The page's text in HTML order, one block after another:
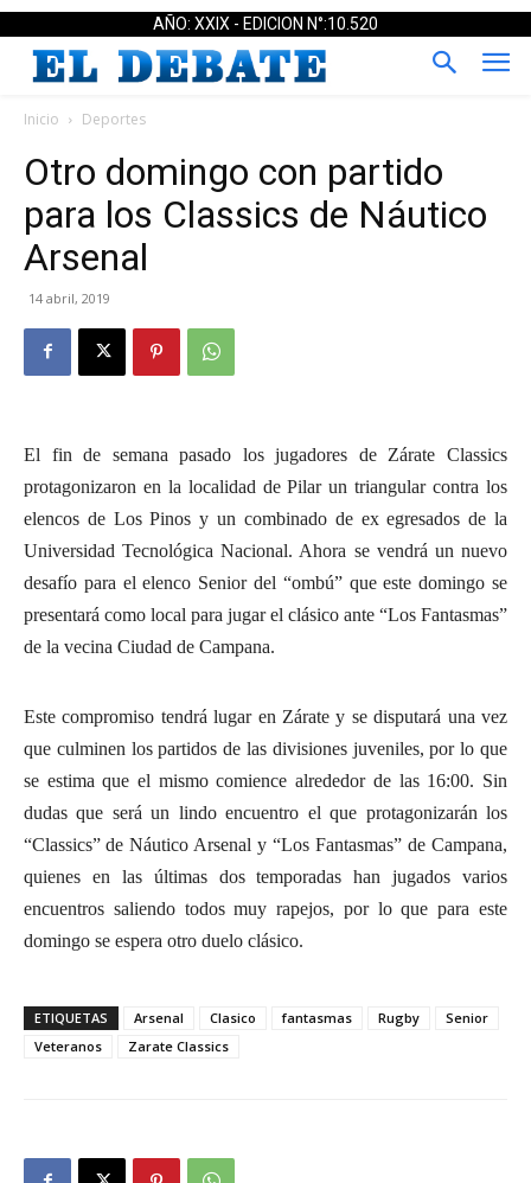
AÑO: XXIX - EDICION N°:10.520
Inicio Deportes
Otro domingo con partido
para los Classics de Náutico
Arsenal
14 abril, 2019
El fin de semana pasado los jugadores de Zárate Classics
protagonizaron en la localidad de Pilar un triangular contra los
elencos de Los Pinos y un combinado de ex egresados de la
Universidad Tecnológica Nacional. Ahora se vendrá un nuevo
desafío para el elenco Senior del “ombú” que este domingo se
presentará como local para jugar el clásico ante “Los Fantasmas”
de la vecina Ciudad de Campana.
Este compromiso tendrá lugar en Zárate y se disputará una vez
que culminen los partidos de las divisiones juveniles, por lo que
se estima que el mismo comience alrededor de las 16:00. Sin
dudas que será un lindo encuentro el que protagonizarán los
“Classics” de Náutico Arsenal y “Los Fantasmas” de Campana,
quienes en las últimas dos temporadas han jugados varios
encuentros saliendo todos muy rapejos, por lo que para este
domingo se espera otro duelo clásico.
ETIQUETAS Arsenal Clasico fantasmas Rugby
Senior
Veteranos
Zarate Classics